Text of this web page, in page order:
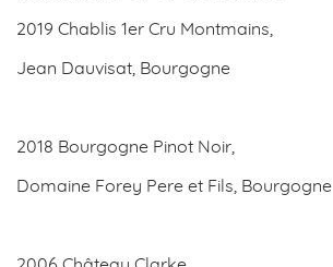
2019 Chablis 1er Cru Montmains,
Jean Dauvisat, Bourgogne
2018 Bourgogne Pinot Noir,
Domaine Forey Pere et Fils, Bourgogne